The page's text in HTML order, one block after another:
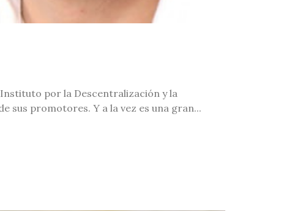
por la Descentralización y la
sus promotores. Y a la vez es una gran...